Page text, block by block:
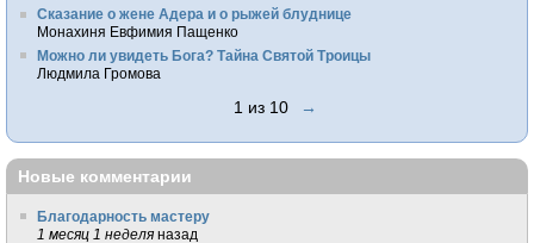
Сказание о жене Адера и о рыжей блуднице
Монахиня Евфимия Пащенко
Можно ли увидеть Бога? Тайна Святой Троицы
Людмила Громова
1 из 10 →
Новые комментарии
Благодарность мастеру
1 месяц 1 неделя назад